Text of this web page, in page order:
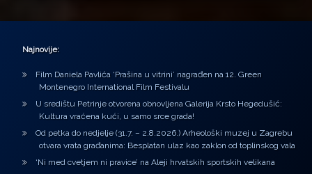
Najnovije:
Film Daniela Pavlića ‘Prašina u vitrini’ nagrađen na 12. Green
Montenegro International Film Festivalu
U središtu Petrinje otvorena obnovljena Galerija Krsto Hegedušić:
Kultura vraćena kući, u samo srce grada!
Od petka do nedjelje (31.7. – 2.8.2026.) Arheološki muzej u Zagrebu
otvara vrata građanima: Besplatan ulaz kao zaklon od toplinskog vala
‘Ni med cvetjem ni pravice’ na Aleji hrvatskih sportskih velikana